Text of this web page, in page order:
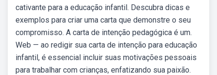
cativante para a educação infantil. Descubra dicas e
exemplos para criar uma carta que demonstre o seu
compromisso. A carta de intenção pedagógica é um.
Web — ao redigir sua carta de intenção para educação
infantil, é essencial incluir suas motivações pessoais
para trabalhar com crianças, enfatizando sua paixão.